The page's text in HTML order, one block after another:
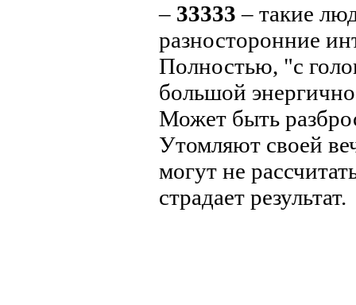
– 33333 – такие
разносторонние
Полностью, "с
большой
Может быть
Утомляют своей
могут не
страдает результат.